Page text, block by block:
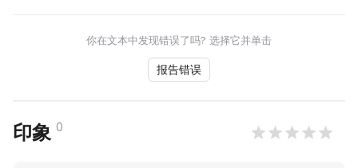
你在文本中发现错误了吗? 选择它并单击
报告错误
印象 0